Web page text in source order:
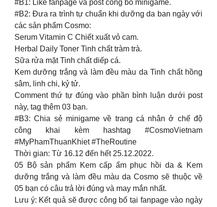
#B1: Like fanpage và post công bố minigame.
#B2: Đưa ra trình tự chuẩn khi dưỡng da ban ngày với
các sản phẩm Cosmo:
Serum Vitamin C Chiết xuất vỏ cam.
Herbal Daily Toner Tinh chất tràm trà.
Sữa rửa mặt Tinh chất diếp cá.
Kem dưỡng trắng và làm đều màu da Tinh chất hồng
sâm, linh chi, kỷ tử.
Comment thứ tự đúng vào phần bình luận dưới post
này, tag thêm 03 bạn.
#B3: Chia sẻ minigame về trang cá nhân ở chế độ
công khai kèm hashtag #CosmoVietnam
#MyPhamThuanKhiet #TheRoutine
Thời gian: Từ 16.12 đến hết 25.12.2022.
05 Bộ sản phẩm Kem cấp ẩm phục hồi da & Kem
dưỡng trắng và làm đều màu da Cosmo sẽ thuộc về
05 bạn có câu trả lời đúng và may mắn nhất.
Lưu ý: Kết quả sẽ được công bố tại fanpage vào ngày